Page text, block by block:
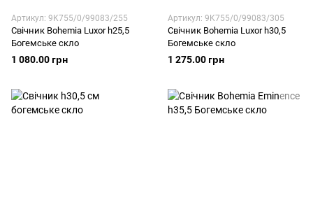
Артикул: 9K755/0/99083/255
Свічник Bohemia Luxor h25,5
Богемське скло
1 080.00 грн
Артикул: 9K755/0/99083/305
Свічник Bohemia Luxor h30,5
Богемське скло
1 275.00 грн